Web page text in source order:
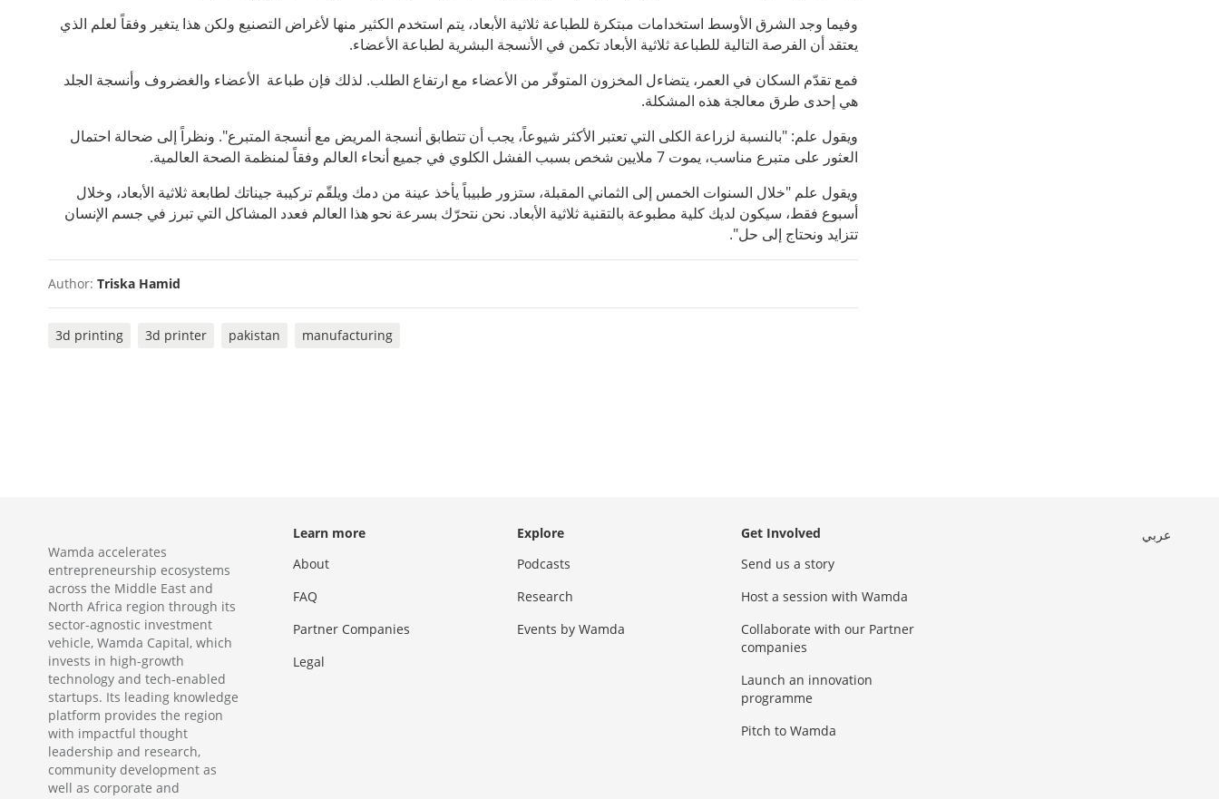
وفيما وجد الشرق الأوسط استخدامات مبتكرة للطباعة ثلاثية الأبعاد، يتم استخدم الكثير منها لأغراض التصنيع ولكن هذا يتغير وفقاً لعلم الذي
يعتقد أن الفرصة التالية للطباعة ثلاثية الأبعاد تكمن في الأنسجة البشرية لطباعة الأعضاء.
فمع تقدّم السكان في العمر، يتضاءل المخزون المتوفّر من الأعضاء مع ارتفاع الطلب. لذلك فإن طباعة الأعضاء والغضروف وأنسجة الجلد
هي إحدى طرق معالجة هذه المشكلة.
ويقول علم: "بالنسبة لزراعة الكلى التي تعتبر الأكثر شيوعاً، يجب أن تتطابق أنسجة المريض مع أنسجة المتبرع". ونظراً إلى ضحالة احتمال
العثور على متبرع مناسب، يموت 7 ملايين شخص بسبب الفشل الكلوي في جميع أنحاء العالم وفقاً لمنظمة الصحة العالمية.
ويقول علم "خلال السنوات الخمس إلى الثماني المقبلة، ستزور طبيباً يأخذ عينة من دمك ويلقّم تركيبة جيناتك لطابعة ثلاثية الأبعاد، وخلال
أسبوع فقط، سيكون لديك كلية مطبوعة بالتقنية ثلاثية الأبعاد. نحن نتحرّك بسرعة نحو هذا العالم فعدد المشاكل التي تبرز في جسم الإنسان
تتزايد ونحتاج إلى حل".
Author: Triska Hamid
3d printing 3d printer pakistan manufacturing
Wamda accelerates
entrepreneurship ecosystems
across the Middle East and
North Africa region through its
sector-agnostic investment
vehicle, Wamda Capital, which
invests in high-growth
technology and tech-enabled
startups. Its leading knowledge
platform provides the region
with impactful thought
leadership and research,
community development as
well as corporate and
Learn more
About
FAQ
Partner Companies
Legal
Explore
Podcasts
Research
Events by Wamda
Get Involved
Send us a story
Host a session with Wamda
Collaborate with our Partner
companies
Launch an innovation
programme
Pitch to Wamda
عربي